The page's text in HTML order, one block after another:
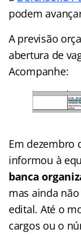
podem
A previsão
abertura de
Acompanhe:
Em dezembro
informou à
banca
mas ainda
edital. Até o
cargos ou o